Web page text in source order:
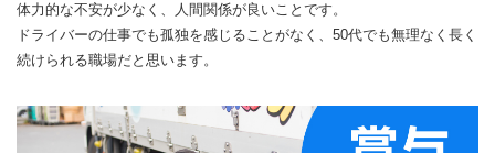
体力的な不安が少なく、人間関係が良いことです。
ドライバーの仕事でも孤独を感じることがなく、50代でも無理なく長く
続けられる職場だと思います。